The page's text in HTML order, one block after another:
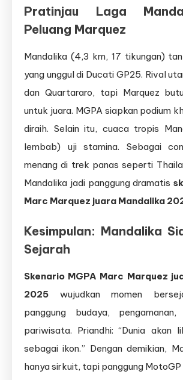
Pratinjau Laga
Peluang Marquez
Mandalika (4,3 km, 17 tikungan)
yang unggul di Ducati GP25. Rival
dan Quartararo, tapi Marquez
untuk juara. MGPA siapkan podium
diraih. Selain itu, cuaca tropis
lembab) uji stamina. Sebagai
menang di trek panas seperti
Mandalika jadi panggung dramatis
Marc Marquez juara Mandalika
Kesimpulan: Mandalika
Sejarah
Skenario MGPA Marc Marquez
2025 wujudkan momen
panggung budaya,
pariwisata. Priandhi: “Dunia akan
sebagai ikon.” Dengan demikian,
hanya sirkuit, tapi panggung